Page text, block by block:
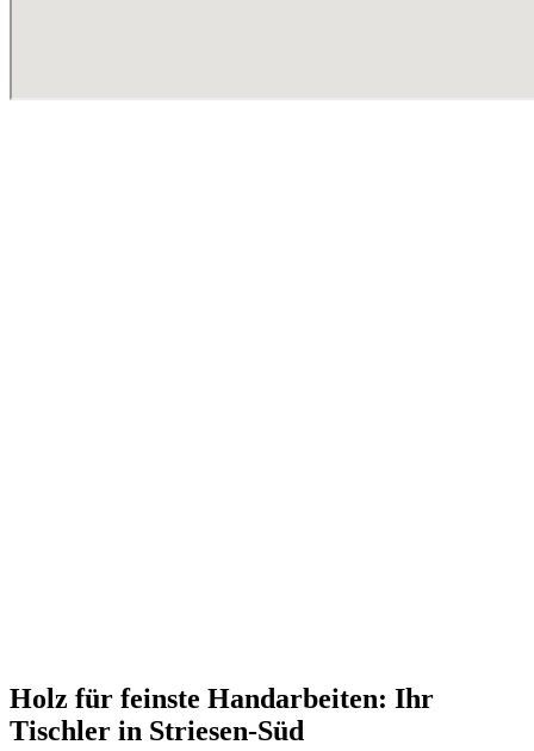
Holz für feinste Handarbeiten: Ihr
Tischler in Striesen-Süd